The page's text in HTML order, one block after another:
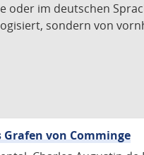
oder im deutschen
sondern von
Grafen von Comminge